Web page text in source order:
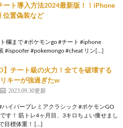
ート導入方法2024最新版！！iPhone
位置偽装など
欄まで #ポケモンgo #チート #iphone
#ispoofer #pokemongo #cheat リン[…]
】チート級の火力！全てを破壊する
キーが強過ぎたw
2023.09.30更新
イパープレミアクラシック #ポケモンGO
す！ 筋トレ4ヶ月目、3キロちょい痩せまし
目標体重！ […]